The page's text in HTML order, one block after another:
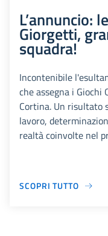
L’annuncio:
Giorgetti,
squadra!
Incontenibile
che assegna i
Cortina. Un risultato
lavoro,
realtà coinvolte nel
SCOPRI TUTTO